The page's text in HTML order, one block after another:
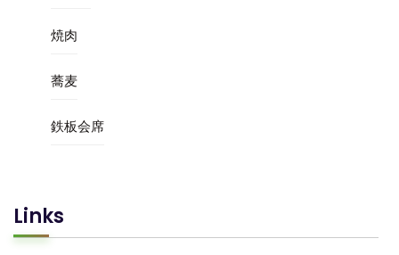
焼肉
蕎麦
鉄板会席
Links